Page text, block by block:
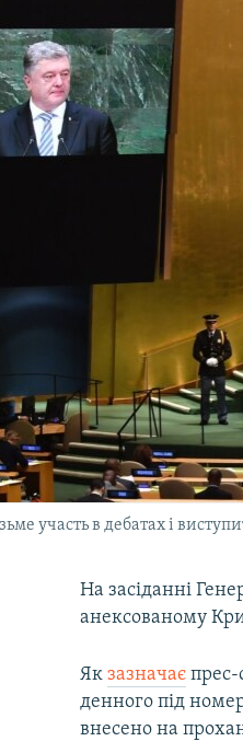
участь в дебатах і
На засіданні
анексованому
Якзазначає
денного під
внесено на